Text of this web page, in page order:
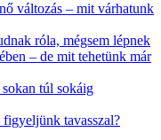
változás – mit várhatunk
róla, mégsem lépnek
– de mit tehetünk már
túl sokáig
tavasszal?